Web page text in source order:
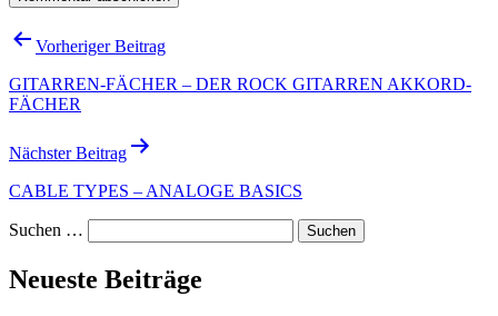
Beitragsnavigation
Vorheriger Beitrag
GITARREN-FÄCHER – DER ROCK GITARREN AKKORD-
FÄCHER
Nächster Beitrag
CABLE TYPES – ANALOGE BASICS
Suchen …
Neueste Beiträge